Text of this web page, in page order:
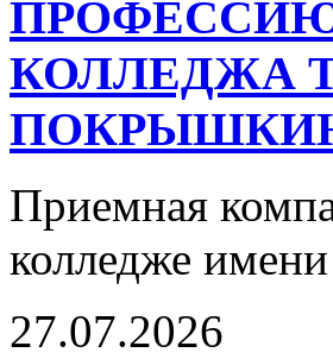
КОЛЛЕДЖА
Приемная
колледже
27.07.2026